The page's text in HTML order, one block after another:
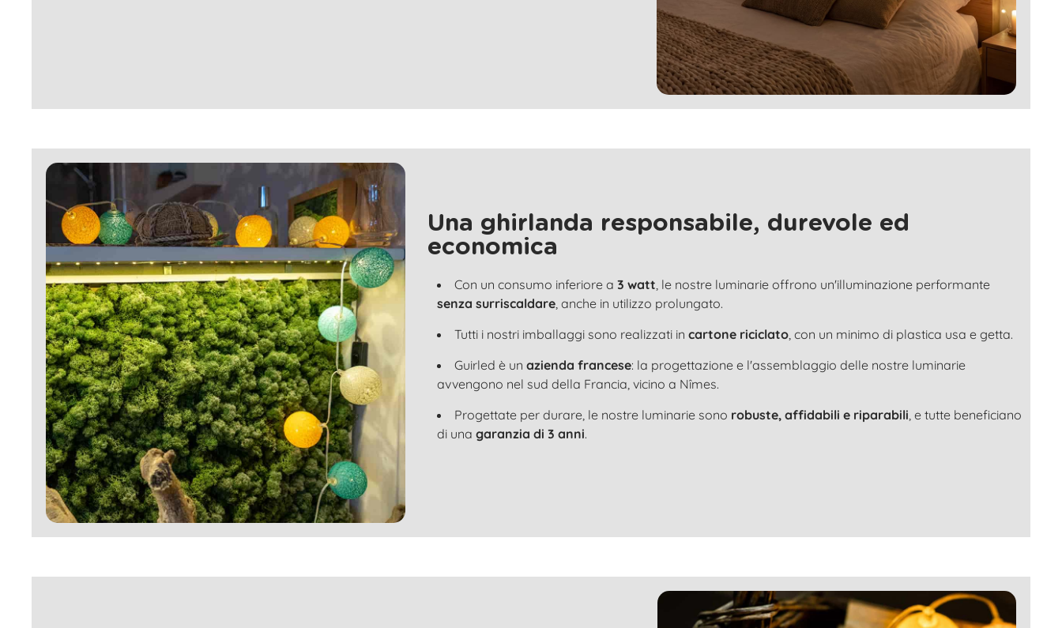
Una ghirlanda responsabile, durevole ed
economica
Con un consumo inferiore a3 watt, le nostre luminarie offrono un'illuminazione performante
senza surriscaldare, anche in utilizzo prolungato.
Tutti i nostri imballaggi sono realizzati incartone riciclato, con un minimo di plastica usa e getta.
Guirled è unazienda francese: la progettazione e l'assemblaggio delle nostre luminarie
avvengono nel sud della Francia, vicino a Nîmes.
Progettate per durare, le nostre luminarie sono robuste, affidabili e riparabili, e tutte beneficiano
di unagaranzia di 3 anni.